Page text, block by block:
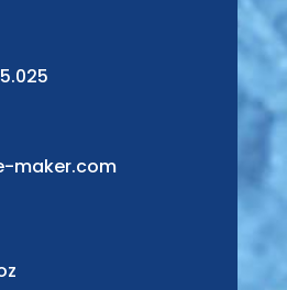
maker.com